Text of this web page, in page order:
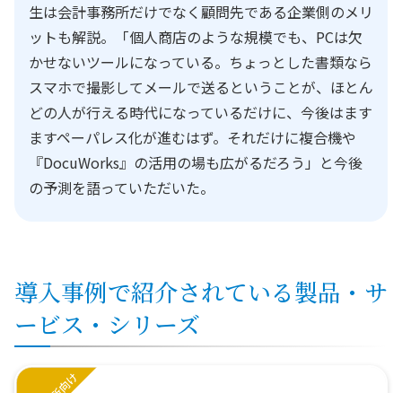
生は会計事務所だけでなく顧問先である企業側のメリ
ットも解説。「個人商店のような規模でも、PCは欠
かせないツールになっている。ちょっとした書類なら
スマホで撮影してメールで送るということが、ほとん
どの人が行える時代になっているだけに、今後はます
ますペーパレス化が進むはず。それだけに複合機や
『DocuWorks』の活用の場も広がるだろう」と今後
の予測を語っていただいた。
導入事例で紹介されている製品・サ
ービス・シリーズ